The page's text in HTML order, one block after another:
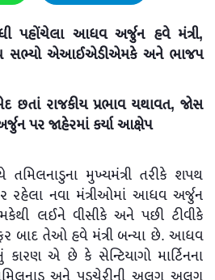
પહોંચેલા આધવ અર્જુન હવે મંત્રી,
સભ્યો એઆઈએડીએમકે અને ભાજપ
છતાં રાજકીય પ્રભાવ યથાવત, જોસ
પર જાહેરમાં કર્યા આક્ષેપ
તમિલનાડુના મુખ્યમંત્રી તરીકે શપથ
રહેલા નવા મંત્રીઓમાં આધવ અર્જુન
લઈને વીસીકે અને પછી ટીવીકે
બાદ તેઓ હવે મંત્રી બન્યા છે. આધવ
કારણ એ છે કે સેન્ટિયાગો માર્ટિનના